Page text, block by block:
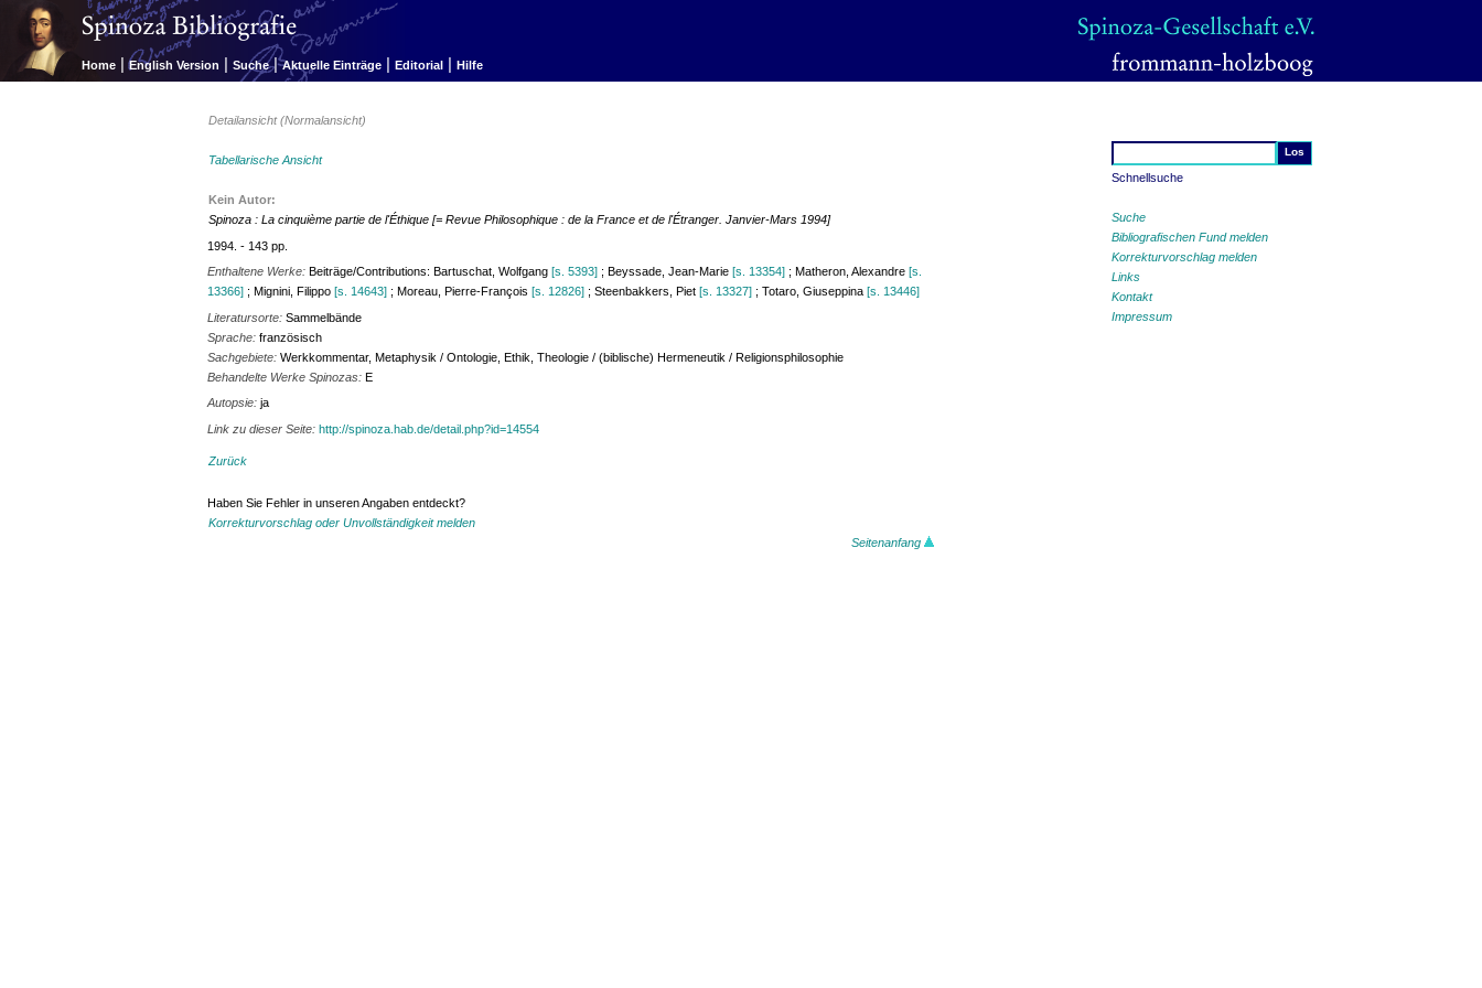
Home | English Version | Suche | Aktuelle Einträge | Editorial | Hilfe
Schnellsuche
Suche
Bibliografischen Fund melden
Korrekturvorschlag melden
Links
Kontakt
Impressum
Detailansicht (Normalansicht)
Tabellarische Ansicht
Kein Autor:
Spinoza : La cinquième partie de l'Éthique [= Revue Philosophique : de la France et de l'Étranger. Janvier-Mars 1994]
1994. - 143 pp.
Enthaltene Werke:Beiträge/Contributions: Bartuschat, Wolfgang[s. 5393] ; Beyssade, Jean-Marie[s. 13354] ; Matheron, Alexandre[s.
13366] ; Mignini, Filippo[s. 14643] ; Moreau, Pierre-François[s. 12826] ; Steenbakkers, Piet[s. 13327] ; Totaro, Giuseppina[s. 13446]
Literatursorte:Sammelbände
Sprache:französisch
Sachgebiete:Werkkommentar, Metaphysik / Ontologie, Ethik, Theologie / (biblische) Hermeneutik / Religionsphilosophie
Behandelte Werke Spinozas:E
Autopsie:ja
Link zu dieser Seite:http://spinoza.hab.de/detail.php?id=14554
Zurück
Haben Sie Fehler in unseren Angaben entdeckt?
Korrekturvorschlag oder Unvollständigkeit melden
Seitenanfang